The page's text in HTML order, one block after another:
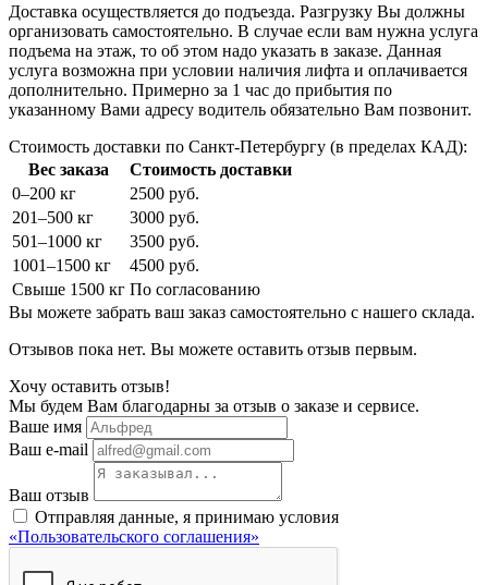
Доставка осуществляется до подъезда. Разгрузку Вы должны
организовать самостоятельно. В случае если вам нужна услуга
подъема на этаж, то об этом надо указать в заказе. Данная
услуга возможна при условии наличия лифта и оплачивается
дополнительно. Примерно за 1 час до прибытия по
указанному Вами адресу водитель обязательно Вам позвонит.
Стоимость доставки по Санкт-Петербургу (в пределах КАД):
Вес заказа
Стоимость доставки
0–200 кг
2500 руб.
201–500 кг
3000 руб.
501–1000 кг
3500 руб.
1001–1500 кг
4500 руб.
Свыше 1500 кг По согласованию
Вы можете забрать ваш заказ самостоятельно с нашего склада.
Отзывов пока нет. Вы можете оставить отзыв первым.
Хочу оставить отзыв!
Мы будем Вам благодарны за отзыв о заказе и сервисе.
Ваше имя
Ваш e-mail
Ваш отзыв
Отправляя данные, я принимаю условия
«Пользовательского соглашения»